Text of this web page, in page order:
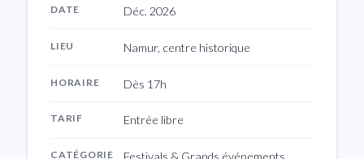
DATE Déc. 2026
LIEU Namur, centre historique
HORAIRE Dès 17h
TARIF Entrée libre
CATÉGORIE